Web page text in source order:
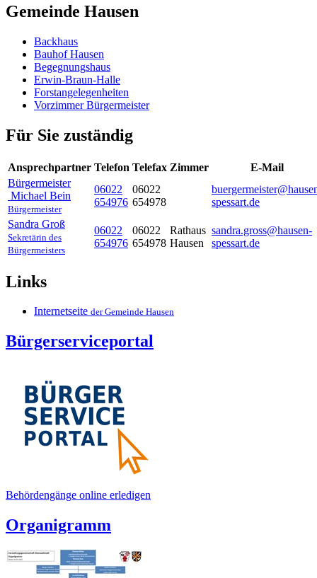
Gemeinde Hausen
Backhaus
Bauhof Hausen
Begegnungshaus
Erwin-Braun-Halle
Forstangelegenheiten
Vorzimmer Bürgermeister
Für Sie zuständig
Ansprechpartner Telefon Telefax Zimmer
E-Mail
Bürgermeister
Michael Bein
Bürgermeister
06022
654976
06022
654978
spessart.de
Sandra Groß
Sekretärin des
Bürgermeisters
06022
654976
06022
654978
Rathaus
Hausen
sandra.gross@hausen-
spessart.de
Links
Internetseite der Gemeinde Hausen
Bürgerserviceportal
Behördengänge online erledigen
Organigramm